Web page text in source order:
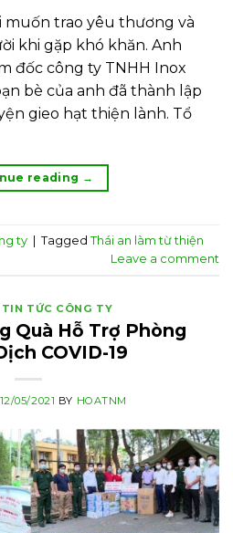
muốn trao yêu thương và
khi gặp khó khăn. Anh
đốc công ty TNHH Inox
bè của anh đã thành lập
gieo hạt thiện lành. Tổ
reading →
ty | Tagged Thái an làm từ thiện
Leave a comment
TIN TỨC CÔNG TY
Quà Hỗ Trợ Phòng
COVID-19
12/05/2021 BY HOATNM